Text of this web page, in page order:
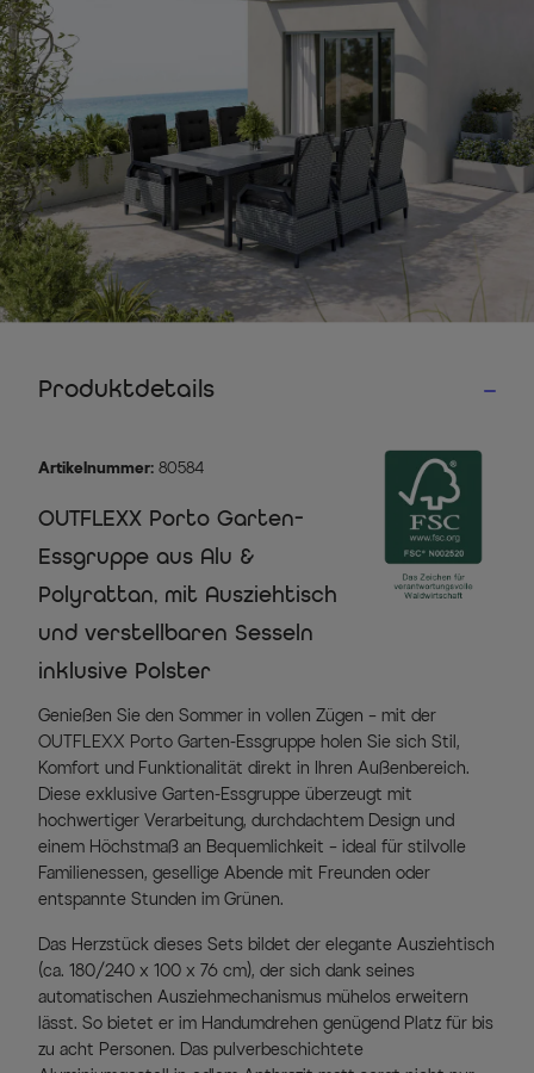
Produktdetails
Artikelnummer: 80584
OUTFLEXX Porto Garten-
Essgruppe aus Alu &
Polyrattan, mit Ausziehtisch
und verstellbaren Sesseln
inklusive Polster
Genießen Sie den Sommer in vollen Zügen – mit der
OUTFLEXX Porto Garten-Essgruppe holen Sie sich Stil,
Komfort und Funktionalität direkt in Ihren Außenbereich.
Diese exklusive Garten-Essgruppe überzeugt mit
hochwertiger Verarbeitung, durchdachtem Design und
einem Höchstmaß an Bequemlichkeit – ideal für stilvolle
Familienessen, gesellige Abende mit Freunden oder
entspannte Stunden im Grünen.
Das Herzstück dieses Sets bildet der elegante Ausziehtisch
(ca. 180/240 x 100 x 76 cm), der sich dank seines
automatischen Ausziehmechanismus mühelos erweitern
lässt. So bietet er im Handumdrehen genügend Platz für bis
zu acht Personen. Das pulverbeschichtete